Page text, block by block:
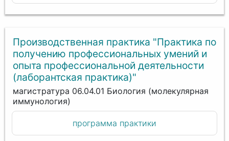
Производственная практика "Практика по
получению профессиональных умений и
опыта профессиональной деятельности
(лаборантская практика)"
магистратура 06.04.01 Биология (молекулярная
иммунология)
программа практики